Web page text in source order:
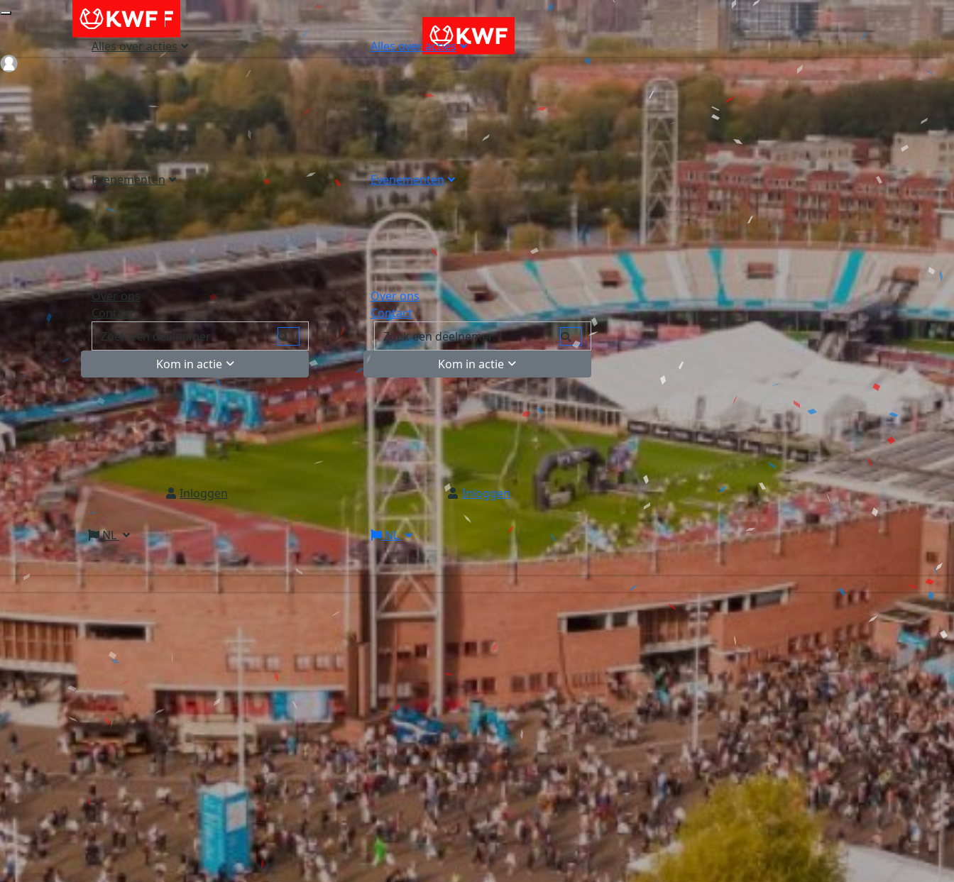
Alles over acties
Evenementen
Over ons
Contact
Kom in actie
Inloggen
NL
Alles over acties
Evenementen
Over ons
Contact
Kom in actie
Inloggen
NL
Login